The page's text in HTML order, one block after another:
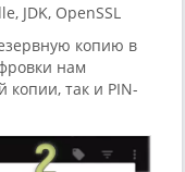
JDK, OpenSSL
копию в
нам
копии, так и PIN-